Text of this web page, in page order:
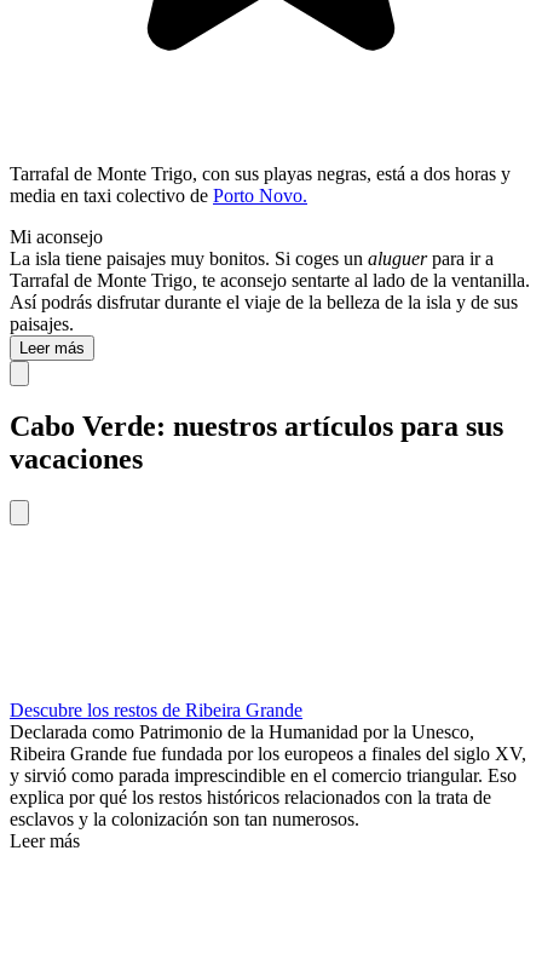
Tarrafal de Monte Trigo, con sus playas negras, está a dos horas y
media en taxi colectivo de Porto Novo.
Mi aconsejo
La isla tiene paisajes muy bonitos. Si coges un aluguerpara ir a
Tarrafal de Monte Trigo te aconsejo sentarte al lado de la ventanilla.
Así podrás disfrutar durante el viaje de la belleza de la isla y de sus
paisajes.
Leer más
Cabo Verde: nuestros artículos para sus
vacaciones
Descubre los restos de Ribeira Grande
Declarada como Patrimonio de la Humanidad por la Unesco,
Ribeira Grande fue fundada por los europeos a finales del siglo XV,
y sirvió como parada imprescindible en el comercio triangular. Eso
explica por qué los restos históricos relacionados con la trata de
esclavos y la colonización son tan numerosos.
Leer más